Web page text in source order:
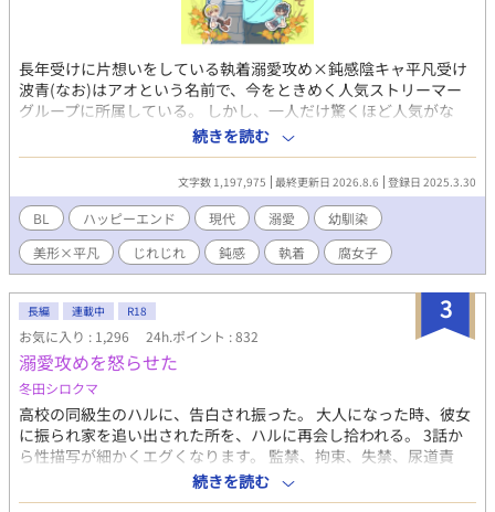
長年受けに片想いをしている執着溺愛攻め×鈍感陰キャ平凡受け
波青(なお)はアオという名前で、今をときめく人気ストリーマー
グループに所属している。 しかし、一人だけ驚くほど人気がな
い。 他のメンバーは、モデル、歌い手、プロゲーマー、ゲーム実
況者などそれぞれ特技を持った美形揃い。その中でアオだけ平凡
顔でなんの特技もないので浮いている。 しかも、アオは空気が読
めない、何を言ってもスベる、失言をしてしまうなどの悪癖のせ
いで、アンチをたくさん抱えている。 グループに入れたのだっ
て、ブラック企業にぶつかり病んでいたアオを、幼馴染で完璧人
間の秋風(配信者名、アキ)が優しさで誘ってくれたからに過ぎな
い。 すっかり自身の存在意義を見失っていたアオは、ある日自分
たちについている腐女子ファンの存在をネット上で見つけた。 ど
うやら彼女らは幼馴染のアキ×アオをカップリングして妄想する
ことで、日々の活力を得ているとかなんとか。興味が惹かれたの
で、アオは配信者本人であることは隠しつつ腐女子界隈に潜入す
ることにした。 その日から、彼女らを喜ばせ自身の人気を上げよ
うと、配信上でアキにひたすら営業BLを仕掛けるアオ。すると、
なぜかアキが固まって…。 (ムーンライトノベルズさんにも投稿し
ています)
続きを読む
文字数 1,197,975 最終更新日 2026.8.6 登録日 2025.3.30
BL ハッピーエンド 現代 溺愛
幼馴染
美形×平凡
じれじれ 鈍感 執着 腐女子
3
長編 連載中 R18
お気に入り : 1,296 24h.ポイント : 832
溺愛攻めを怒らせた
冬田シロクマ
高校の同級生のハルに、告白され振った。 大人になった時、彼女
に振られ家を追い出された所を、ハルに再会し拾われる。 3話か
ら性描写が細かくエグくなります。 監禁、拘束、失禁、尿道責
め、4p描写あり。 無理やり多め。 元題名 ・ハルとロン ・溺愛
攻めが、性格悪い受けのせいで鬼畜攻めになった話 【キャラ】 ハ
続きを読む